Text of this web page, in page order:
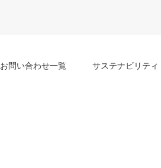
お問い合わせ一覧 サステナビリティ